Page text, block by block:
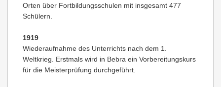
Orten über Fortbildungsschulen mit insgesamt 477
Schülern.
1919
Wiederaufnahme des Unterrichts nach dem 1.
Weltkrieg. Erstmals wird in Bebra ein Vorbereitungskurs
für die Meisterprüfung durchgeführt.